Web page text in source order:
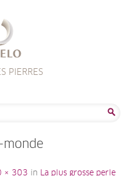
PIERRES
monde
× 303 in La plus grosse perle